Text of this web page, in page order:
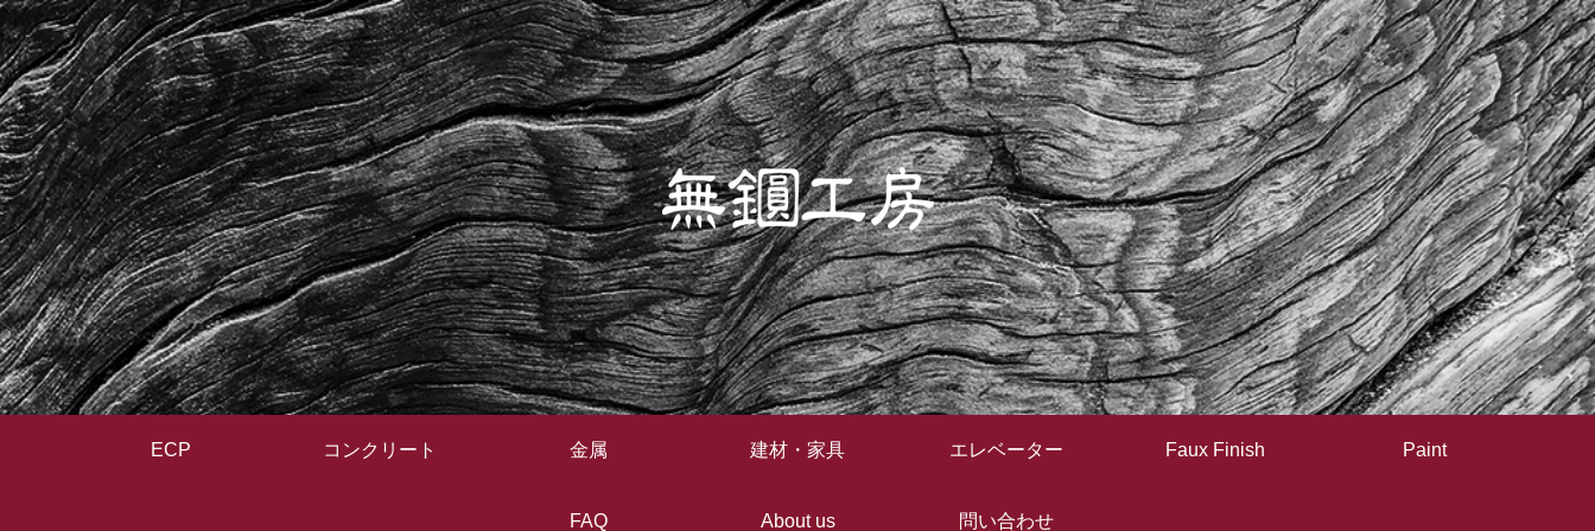
ECP コンクリート 金属 建材・家具 エレベーター Faux Finish Paint
FAQ About us 問い合わせ